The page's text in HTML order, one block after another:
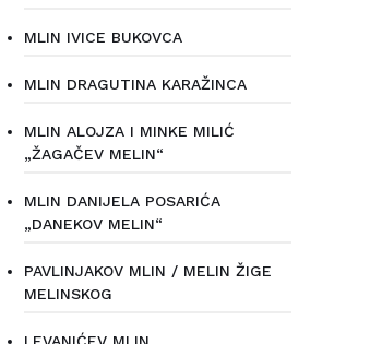
MLIN IVICE BUKOVCA
MLIN DRAGUTINA KARAŽINCA
MLIN ALOJZA I MINKE MILIĆ
„ŽAGAČEV MELIN“
MLIN DANIJELA POSARIĆA
„DANEKOV MELIN“
PAVLINJAKOV MLIN / MELIN ŽIGE
MELINSKOG